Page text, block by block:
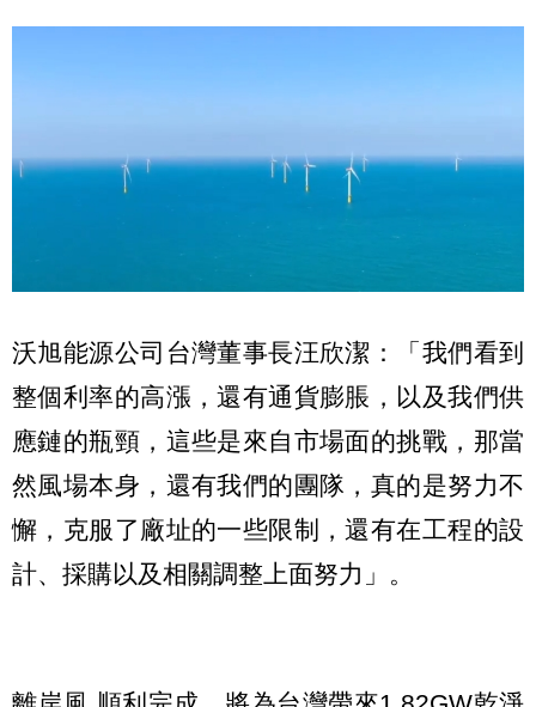
沃旭能源公司台灣董事長汪欣潔：「我們看到
整個利率的高漲，還有通貨膨脹，以及我們供
應鏈的瓶頸，這些是來自市場面的挑戰，那當
然風場本身，還有我們的團隊，真的是努力不
懈，克服了廠址的一些限制，還有在工程的設
計、採購以及相關調整上面努力」。